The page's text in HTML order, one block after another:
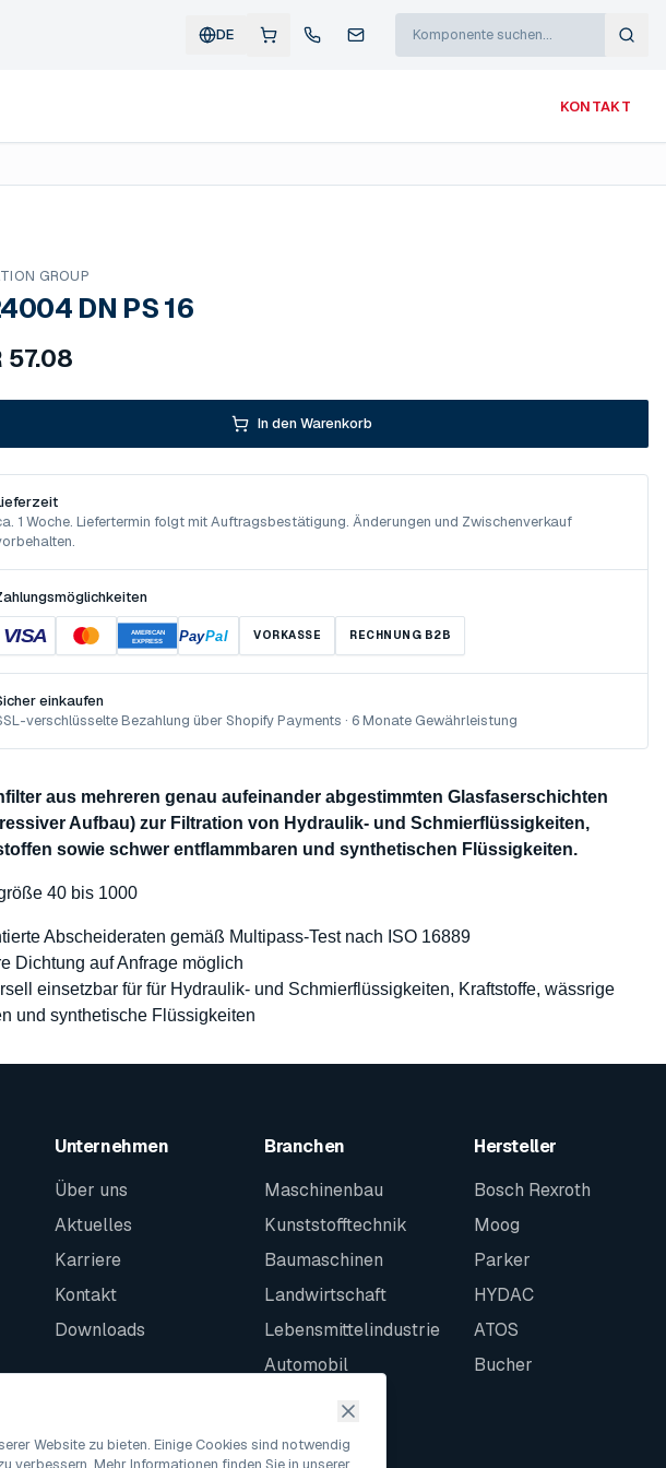
DE
KONTAKT
GROUP
DN PS 16
57.08
In den Warenkorb
1 Woche. Liefertermin folgt mit Auftragsbestätigung. Änderungen und Zwischenverkauf
VISA
AMERICAN
EXPRESS
PayPal VORKASSE RECHNUNG B2B
einkaufen
verschlüsselte Bezahlung über Shopify Payments · 6 Monate Gewährleistung
aus mehreren genau aufeinander abgestimmten Glasfaserschichten
Aufbau) zur Filtration von Hydraulik- und Schmierflüssigkeiten,
sowie schwer entflammbaren und synthetischen Flüssigkeiten.
40 bis 1000
Abscheideraten gemäß Multipass-Test nach ISO 16889
Dichtung auf Anfrage möglich
einsetzbar für für Hydraulik- und Schmierflüssigkeiten, Kraftstoffe, wässrige
und synthetische Flüssigkeiten
Unternehmen
Über uns
Aktuelles
Karriere
Kontakt
Downloads
Branchen
Maschinenbau
Kunststofftechnik
Baumaschinen
Landwirtschaft
Lebensmittelindustrie
Automobil
Intralogistik
Hersteller
Bosch Rexroth
Moog
Parker
HYDAC
ATOS
Bucher
Website zu bieten. Einige Cookies sind notwendig
verbessern. Mehr Informationen finden Sie in unserer